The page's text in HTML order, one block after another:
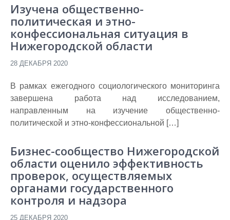
Изучена общественно-
политическая и этно-
конфессиональная ситуация в
Нижегородской области
28 ДЕКАБРЯ 2020
В рамках ежегодного социологического мониторинга
завершена работа над исследованием,
направленным на изучение общественно-
политической и этно-конфессиональной […]
Бизнес-сообщество Нижегородской
области оценило эффективность
проверок, осуществляемых
органами государственного
контроля и надзора
25 ДЕКАБРЯ 2020